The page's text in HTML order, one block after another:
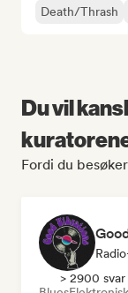
Death/Thrash
Du vil
Fordi du
> 2900